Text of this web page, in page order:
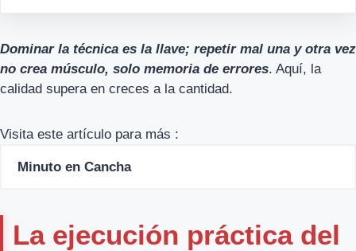
Dominar la técnica es la llave; repetir mal una y otra vez
no crea músculo, solo memoria de errores. Aquí, la
calidad supera en creces a la cantidad.
Visita este artículo para más :
Minuto en Cancha
La ejecución práctica del